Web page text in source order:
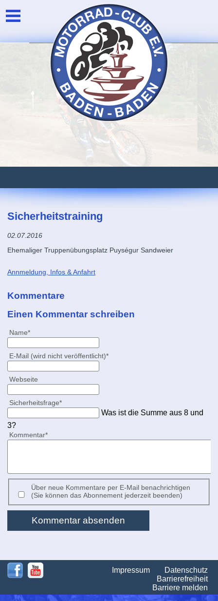
Sicherheitstraining
02.07.2016
Ehemaliger Truppenübungsplatz Puységur Sandweier
Annmeldung, Infos & Anfahrt
Kommentare
Einen Kommentar schreiben
Pflichtfeld
Name*
Pflichtfeld
E-Mail (wird nicht veröffentlicht)*
Webseite
Pflichtfeld
Sicherheitsfrage*
Was ist die Summe aus 8 und
3?
Pflichtfeld
Kommentar*
Über neue Kommentare per E-Mail benachrichtigen
(Sie können das Abonnement jederzeit beenden)
Kommentar absenden
Impressum
Datenschutz
Barrierefreiheit
Barriere melden
Unser Verein
Die Vorstandschaft